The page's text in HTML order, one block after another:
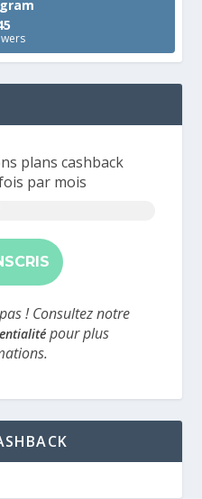
plans cashback
par mois
Adresse
mail
*
! Consultez notre
pour plus